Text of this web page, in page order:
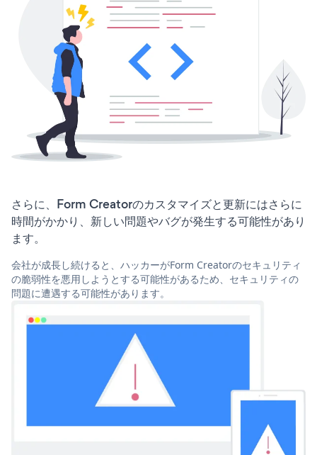
さらに、Form Creatorのカスタマイズと更新にはさらに
時間がかかり、新しい問題やバグが発生する可能性があり
ます。
会社が成長し続けると、ハッカーがForm Creatorのセキュリティ
の脆弱性を悪用しようとする可能性があるため、セキュリティの
問題に遭遇する可能性があります。